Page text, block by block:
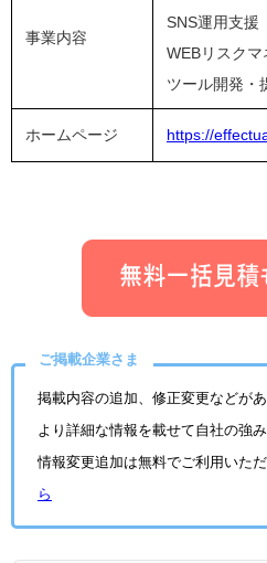
事業内容
SNS運用支援
WEBリスクマ
ツール開発・
ホームページ https://
ご掲載企業さま
掲載内容の追加、修正変更などが
より詳細な情報を載せて自社の強
情報変更追加は無料でご利用いた
ら